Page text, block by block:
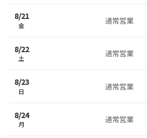
8/21
金 通常営業
8/22
土 通常営業
8/23
日 通常営業
8/24
月 通常営業